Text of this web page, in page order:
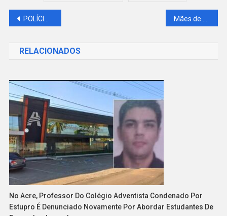
Navegação
Post
POLÍCIA MILITAR EM OPERAÇÃO CONJUNTA NO RAMAL DO PELÉ RESULTA EM PRISÕES E APREENSÕES
RELACIONADOS
No Acre, Professor Do Colégio Adventista Condenado Por
Estupro É Denunciado Novamente Por Abordar Estudantes De